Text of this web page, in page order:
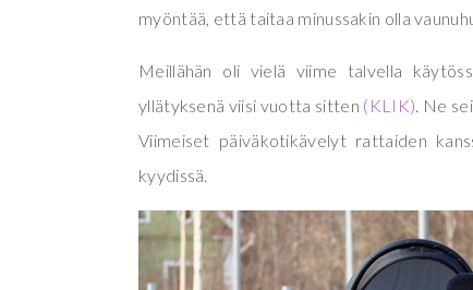
myöntää, että taitaa minussakin olla
Meillähän oli vielä viime talvella
yllätyksenä viisi vuotta sitten (KLIK). Ne
Viimeiset päiväkotikävelyt rattaiden
kyydissä.